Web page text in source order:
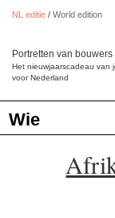
NL editie / World edition
Het nieuwjaarscadeau van
voor Nederland
Portretten van
Wie